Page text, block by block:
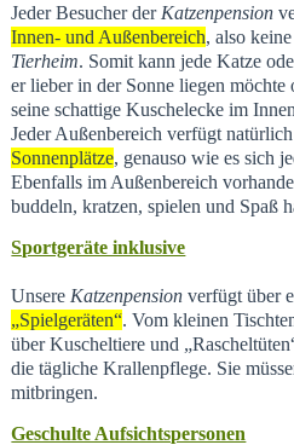
Jeder Besucher der Katzenpension
Innen- und Außenbereich, also
Tierheim. Somit kann jede Katze
er lieber in der Sonne liegen möchte
seine schattige Kuschelecke im
Jeder Außenbereich verfügt
Sonnenplätze, genauso wie es sich
Ebenfalls im Außenbereich
buddeln, kratzen, spielen und Spaß
Sportgeräte inklusive
Unsere Katzenpension verfügt über
„Spielgeräten“. Vom kleinen
über Kuscheltiere und
die tägliche Krallenpflege. Sie
mitbringen.
Geschulte Aufsichtspersonen